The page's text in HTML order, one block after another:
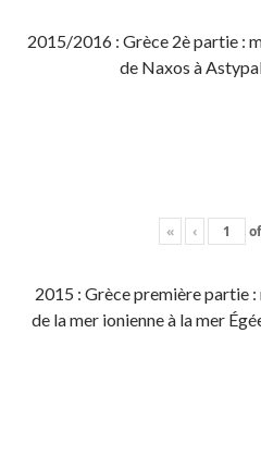
2015/2016 : Grèce 2è partie :
de Naxos à
« ‹ of
2015 : Grèce première partie
de la mer ionienne à la mer